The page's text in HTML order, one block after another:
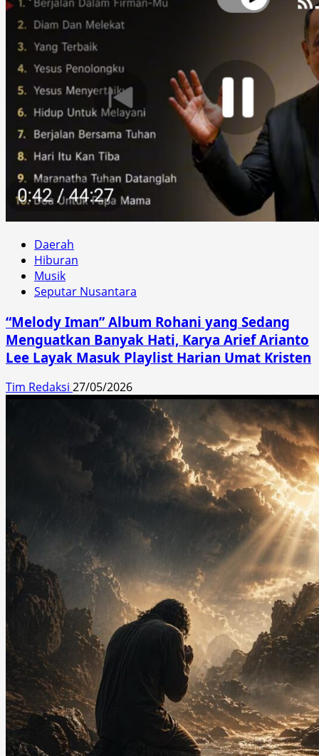
Daerah
Hiburan
Musik
Seputar Nusantara
“Melody Iman” Album Rohani yang Sedang
Menguatkan Banyak Hati, Karya Arief Arianto
Lee Layak Masuk Playlist Harian Umat Kristen
Tim Redaksi 27/05/2026